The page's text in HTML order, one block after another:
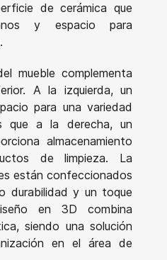
de cerámica que
y espacio para
mueble complementa
A la izquierda, un
para una variedad
que a la derecha, un
almacenamiento
de limpieza. La
están confeccionados
durabilidad y un toque
en 3D combina
siendo una solución
en el área de